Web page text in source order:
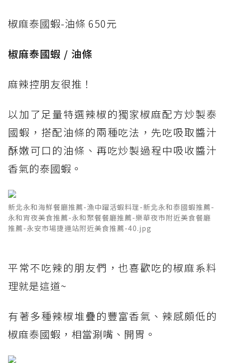
椒麻泰國蝦-油條 650元
椒麻泰國蝦 / 油條
麻辣控朋友很推！
以加了足量特選辣椒的獨家椒麻配方炒製泰
國蝦，搭配油條的兩種吃法，先吃吸取醬汁
酥嫩可口的油條、再吃炒製過程中吸收醬汁
香氣的泰國蝦。
新北永和海鮮餐廳推薦-漁中躍活蝦料理-新北永和泰國蝦推薦-
永和宵夜美食推薦-永和聚餐餐廳推薦-樂華夜市附近美食餐廳
推薦-永安市場捷運站附近美食推薦-40.jpg
平常不吃辣的朋友們，也喜歡吃的椒麻系料
理就是這道~
有著多種辣椒堆疊的豐富香氣、辣感頗低的
椒麻泰國蝦，相當涮嘴、開胃。